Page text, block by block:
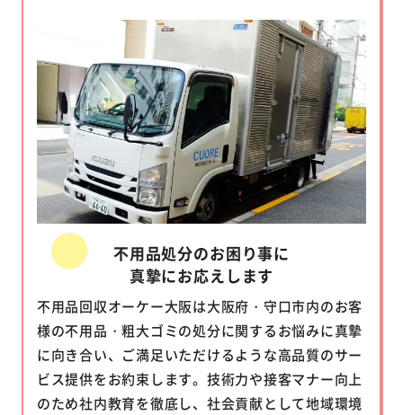
不用品処分のお困り事に
真摯にお応えします
不用品回収オーケー大阪は大阪府・守口市内のお客
様の不用品・粗大ゴミの処分に関するお悩みに真摯
に向き合い、ご満足いただけるような高品質のサー
ビス提供をお約束します。技術力や接客マナー向上
のため社内教育を徹底し、社会貢献として地域環境